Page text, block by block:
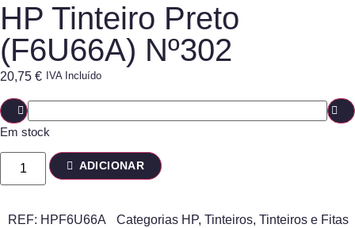
HP Tinteiro Preto
(F6U66A) Nº302
20,75 € IVA Incluído
Em stock
ADICIONAR
REF: HPF6U66A Categorias HP, Tinteiros, Tinteiros e Fitas